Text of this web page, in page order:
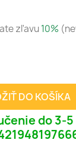
zľavu10%
DO KOŠÍKA
do 3-